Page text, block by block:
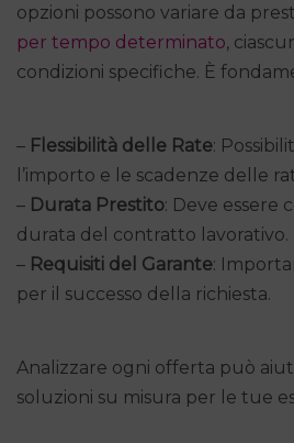
opzioni possono variare da
per tempo determinato,
condizioni specifiche. È
– Flessibilità delle Rate:
l’importo e le scadenze delle
– Durata Prestito: Deve essere
durata del contratto lavorativo.
– Requisiti del Garante:
per il successo della richiesta.
Analizzare ogni offerta può
soluzioni su misura per le tue